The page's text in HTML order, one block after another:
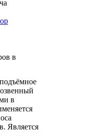
в
в
Является